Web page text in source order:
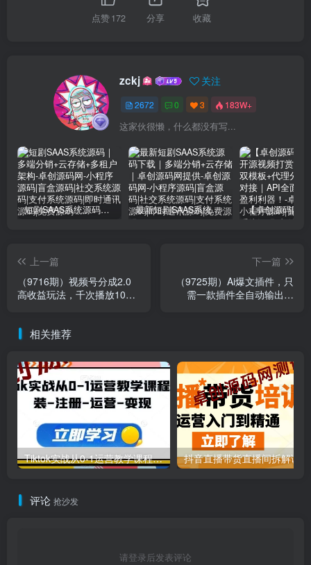
点赞172 分享 收藏
zckj 关注
2672 0 3 183W+
这家伙很懒，什么都没有写...
短剧SAAS系统源码｜多端分销+云存储+多租户架构 最新短剧SAAS系统源码下载｜多端分销+云存储｜卓创源码网提供
上一篇
（9716期）视频号分成2.0
高收益玩法，千次播放100
下一篇
（9725期）Ai爆文插件，只
需一款插件全自动输出爆
相关推荐
Tiktok实战从0-1运营教学课程，安装-注册-运营-变现
评论 抢沙发
请登录后发表评论